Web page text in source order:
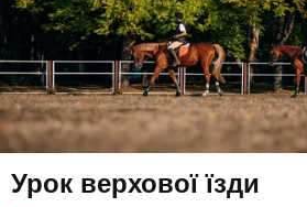
Урок верхової їзди